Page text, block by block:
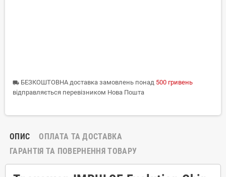
local_shipping БЕЗКОШТОВНА доставка замовлень понад 500 гривень
відправляється перевізником Нова Пошта
ОПИС
ОПЛАТА ТА ДОСТАВКА
ГАРАНТІЯ ТА ПОВЕРНЕННЯ ТОВАРУ